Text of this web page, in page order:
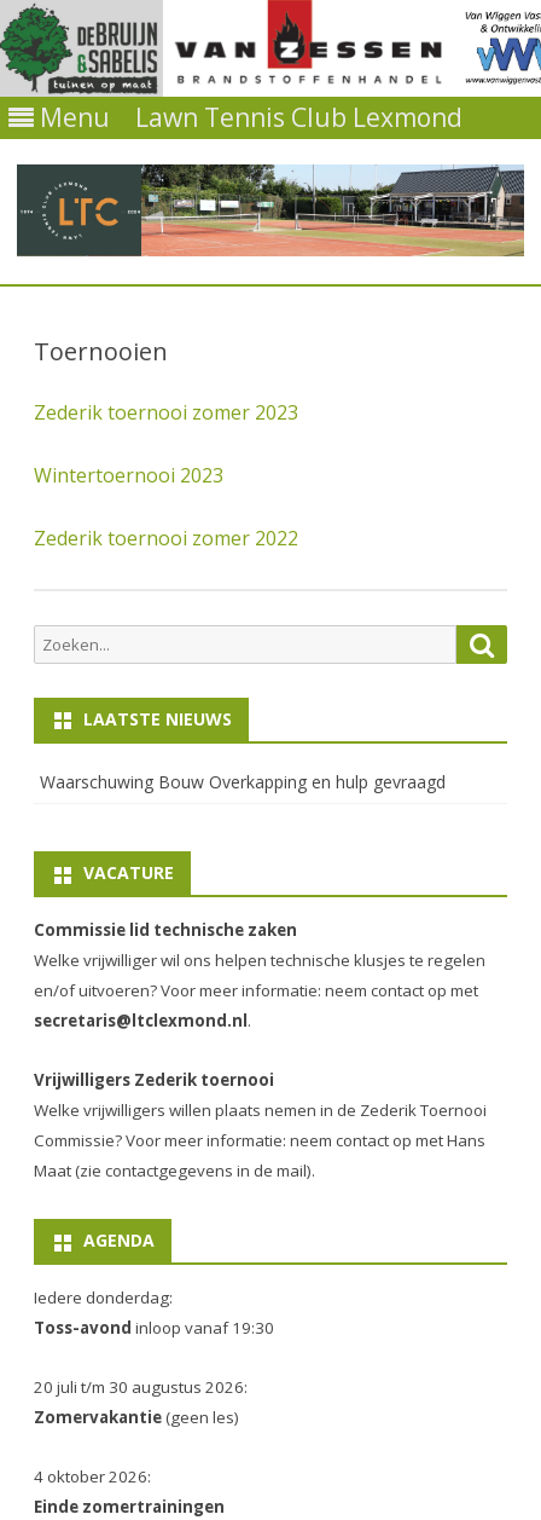
Menu Lawn Tennis Club Lexmond
Toernooien
Zederik toernooi zomer 2023
Wintertoernooi 2023
Zederik toernooi zomer 2022
Zoeken
naar:
LAATSTE NIEUWS
Waarschuwing Bouw Overkapping en hulp gevraagd
VACATURE
Commissie lid technische zaken
Welke vrijwilliger wil ons helpen technische klusjes te regelen
en/of uitvoeren? Voor meer informatie: neem contact op met
secretaris@ltclexmond.nl .
Vrijwilligers Zederik toernooi
Welke vrijwilligers willen plaats nemen in de Zederik Toernooi
Commissie? Voor meer informatie: neem contact op met Hans
Maat (zie contactgegevens in de mail).
AGENDA
Iedere donderdag:
Toss-avond inloop vanaf 19:30
20 juli t/m 30 augustus 2026:
Zomervakantie(geen les)
4 oktober 2026:
Einde zomertrainingen